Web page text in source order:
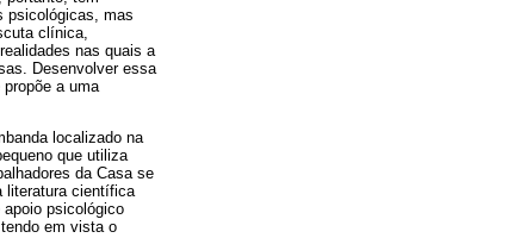
psicológicas, mas
clínica,
nas quais a
Desenvolver essa
a uma
localizado na
que utiliza
da Casa se
literatura científica
psicológico
em vista o